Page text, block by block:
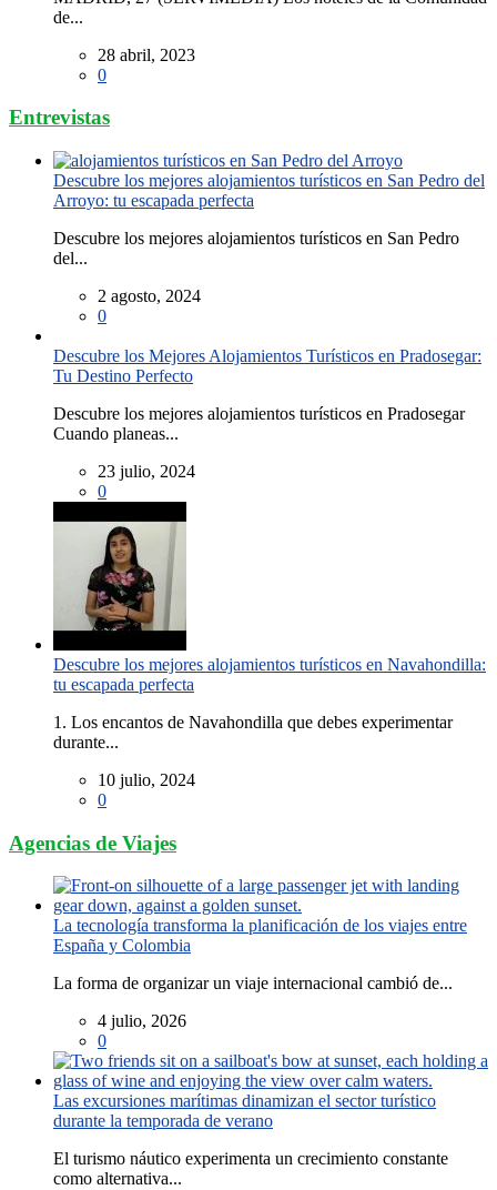
de...
28 abril, 2023
0
Entrevistas
Descubre los mejores alojamientos turísticos en San Pedro del
Arroyo: tu escapada perfecta
Descubre los mejores alojamientos turísticos en San Pedro
del...
2 agosto, 2024
0
Descubre los Mejores Alojamientos Turísticos en Pradosegar:
Tu Destino Perfecto
Descubre los mejores alojamientos turísticos en Pradosegar
Cuando planeas...
23 julio, 2024
0
Descubre los mejores alojamientos turísticos en Navahondilla:
tu escapada perfecta
1. Los encantos de Navahondilla que debes experimentar
durante...
10 julio, 2024
0
Agencias de Viajes
La tecnología transforma la planificación de los viajes entre
España y Colombia
La forma de organizar un viaje internacional cambió de...
4 julio, 2026
0
Las excursiones marítimas dinamizan el sector turístico
durante la temporada de verano
El turismo náutico experimenta un crecimiento constante
como alternativa...